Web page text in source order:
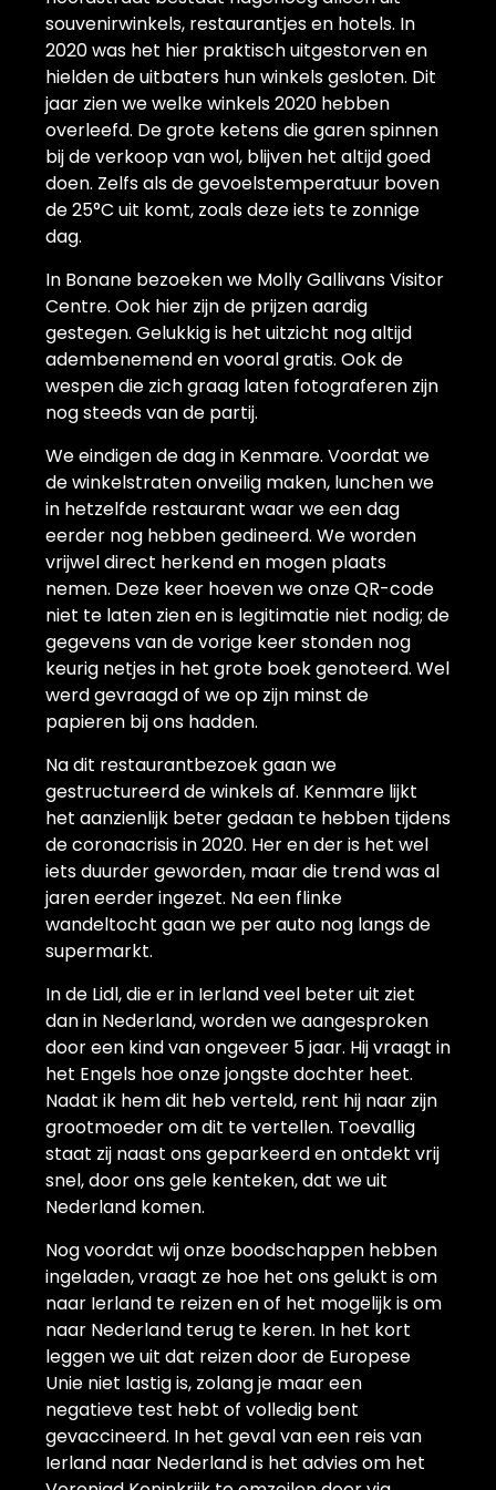
souvenirwinkels, restaurantjes en hotels. In
2020 was het hier praktisch uitgestorven en
hielden de uitbaters hun winkels gesloten. Dit
jaar zien we welke winkels 2020 hebben
overleefd. De grote ketens die garen spinnen
bij de verkoop van wol, blijven het altijd goed
doen. Zelfs als de gevoelstemperatuur boven
de 25°C uit komt, zoals deze iets te zonnige
dag.
In Bonane bezoeken we Molly Gallivans Visitor
Centre. Ook hier zijn de prijzen aardig
gestegen. Gelukkig is het uitzicht nog altijd
adembenemend en vooral gratis. Ook de
wespen die zich graag laten fotograferen zijn
nog steeds van de partij.
We eindigen de dag in Kenmare. Voordat we
de winkelstraten onveilig maken, lunchen we
in hetzelfde restaurant waar we een dag
eerder nog hebben gedineerd. We worden
vrijwel direct herkend en mogen plaats
nemen. Deze keer hoeven we onze QR-code
niet te laten zien en is legitimatie niet nodig; de
gegevens van de vorige keer stonden nog
keurig netjes in het grote boek genoteerd. Wel
werd gevraagd of we op zijn minst de
papieren bij ons hadden.
Na dit restaurantbezoek gaan we
gestructureerd de winkels af. Kenmare lijkt
het aanzienlijk beter gedaan te hebben tijdens
de coronacrisis in 2020. Her en der is het wel
iets duurder geworden, maar die trend was al
jaren eerder ingezet. Na een flinke
wandeltocht gaan we per auto nog langs de
supermarkt.
In de Lidl, die er in Ierland veel beter uit ziet
dan in Nederland, worden we aangesproken
door een kind van ongeveer 5 jaar. Hij vraagt in
het Engels hoe onze jongste dochter heet.
Nadat ik hem dit heb verteld, rent hij naar zijn
grootmoeder om dit te vertellen. Toevallig
staat zij naast ons geparkeerd en ontdekt vrij
snel, door ons gele kenteken, dat we uit
Nederland komen.
Nog voordat wij onze boodschappen hebben
ingeladen, vraagt ze hoe het ons gelukt is om
naar Ierland te reizen en of het mogelijk is om
naar Nederland terug te keren. In het kort
leggen we uit dat reizen door de Europese
Unie niet lastig is, zolang je maar een
negatieve test hebt of volledig bent
gevaccineerd. In het geval van een reis van
Ierland naar Nederland is het advies om het